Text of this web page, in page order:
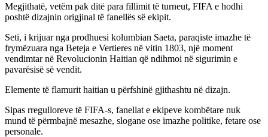
Megjithatë, vetëm pak ditë para fillimit të turneut, FIFA e hodhi
poshtë dizajnin origjinal të fanellës së ekipit.
Seti, i krijuar nga prodhuesi kolumbian Saeta, paraqiste imazhe të
frymëzuara nga Beteja e Vertieres në vitin 1803, një moment
vendimtar në Revolucionin Haitian që ndihmoi në sigurimin e
pavarësisë së vendit.
Elemente të flamurit haitian u përfshinë gjithashtu në dizajn.
Sipas rregulloreve të FIFA-s, fanellat e ekipeve kombëtare nuk
mund të përmbajnë mesazhe, slogane ose imazhe politike, fetare ose
personale.